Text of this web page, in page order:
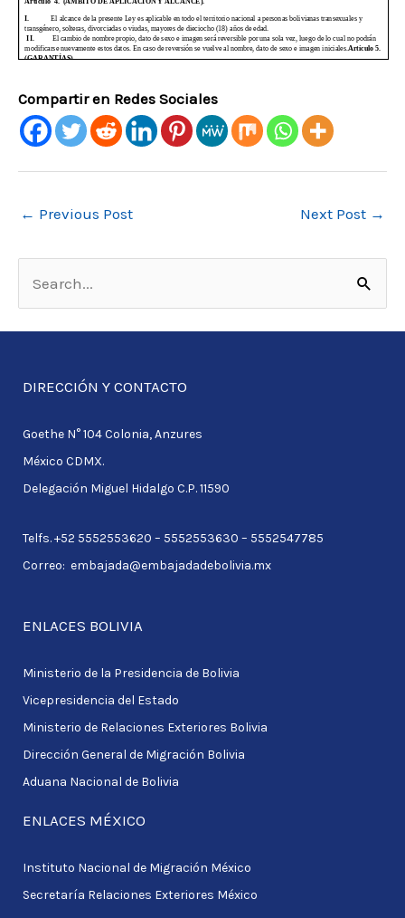
Compartir en Redes Sociales
← Previous Post Next Post →
h
DIRECCIÓN Y CONTACTO
Goethe N° 104 Colonia, Anzures
México CDMX.
Delegación Miguel Hidalgo C.P. 11590
Telfs. +52 5552553620 – 5552553630 – 5552547785
Correo: embajada@embajadadebolivia.mx
ENLACES BOLIVIA
Ministerio de la Presidencia de Bolivia
Vicepresidencia del Estado
Ministerio de Relaciones Exteriores Bolivia
Dirección General de Migración Bolivia
Aduana Nacional de Bolivia
ENLACES MÉXICO
Instituto Nacional de Migración México
Secretaría Relaciones Exteriores México